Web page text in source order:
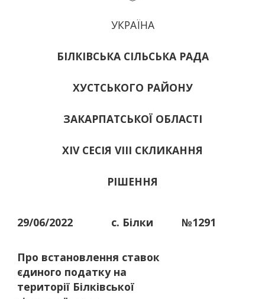
УКРАЇНА
БІЛКІВСЬКА СІЛЬСЬКА РАДА
ХУСТСЬКОГО РАЙОНУ
ЗАКАРПАТСЬКОЇ ОБЛАСТІ
ХІV СЕСІЯ VIII СКЛИКАННЯ
РІШЕННЯ
29/06/2022 с. Білки №1291
Про встановлення ставок
єдиного податку на
території Білківської